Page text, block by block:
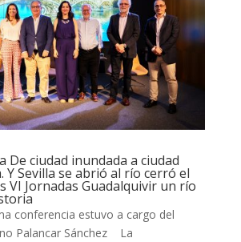
De ciudad inundada a ciudad
Sevilla se abrió al río cerró el
VI Jornadas Guadalquivir un río
conferencia estuvo a cargo del
Palancar Sánchez La